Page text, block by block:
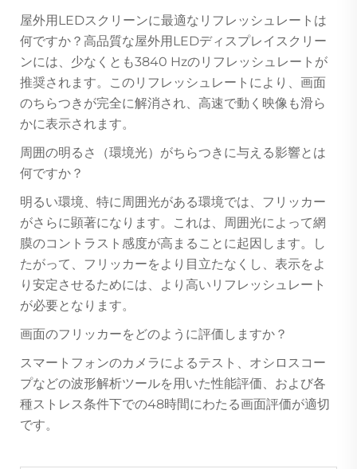
屋外用LEDスクリーンに最適なリフレッシュレートは
何ですか？高品質な屋外用LEDディスプレイスクリー
ンには、少なくとも3840 Hzのリフレッシュレートが
推奨されます。このリフレッシュレートにより、画面
のちらつきが完全に解消され、高速で動く映像も滑ら
かに表示されます。
周囲の明るさ（環境光）がちらつきに与える影響とは
何ですか？
明るい環境、特に周囲光がある環境では、フリッカー
がさらに顕著になります。これは、周囲光によって網
膜のコントラスト感度が高まることに起因します。し
たがって、フリッカーをより目立たなくし、表示をよ
り安定させるためには、より高いリフレッシュレート
が必要となります。
画面のフリッカーをどのように評価しますか？
スマートフォンのカメラによるテスト、オシロスコー
プなどの波形解析ツールを用いた性能評価、および各
種ストレス条件下での48時間にわたる画面評価が適切
です。